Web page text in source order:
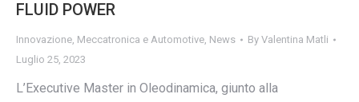
FLUID POWER
Innovazione, Meccatronica e Automotive, News By Valentina Matli
Luglio 25, 2023
L’Executive Master in Oleodinamica, giunto alla